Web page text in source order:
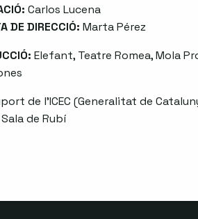
Carlos Lucena
DE DIRECCIÓ: Marta Pérez
Elefant, Teatre Romea, Mola
de l’ICEC (Generalitat de
de Rubí